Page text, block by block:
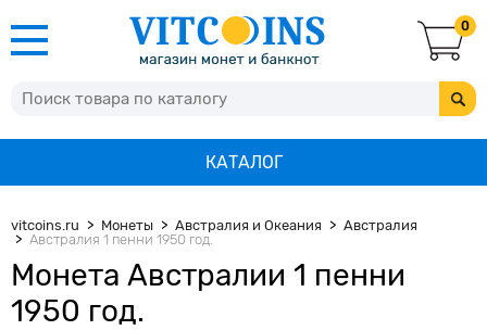
0
КАТАЛОГ
vitcoins.ru Монеты Австралия и Океания
Австралия
Австралия 1 пенни 1950 год.
Монета Австралии 1 пенни
1950 год.